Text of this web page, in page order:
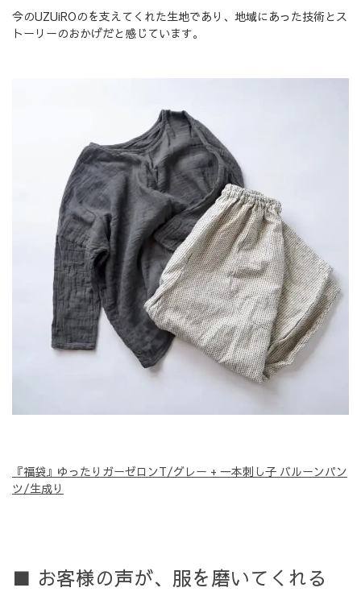
今のUZUiROのを支えてくれた生地であり、地域にあった技術とス
トーリーのおかげだと感じています。
『福袋』ゆったりガーゼロンT/グレー + 一本刺し子 バルーンパン
ツ/生成り
■ お客様の声が、服を磨いてくれる